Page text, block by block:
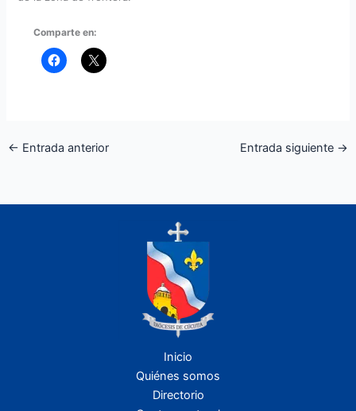
Comparte en:
← Entrada anterior Entrada siguiente →
Inicio
Quiénes somos
Directorio